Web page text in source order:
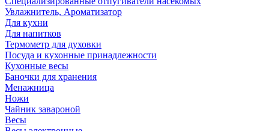
Увлажнитель, Ароматизатор
Для кухни
Для напитков
Термометр для духовки
Посуда и кухонные принадлежности
Кухонные весы
Баночки для хранения
Менажница
Ножи
Чайник завароной
Весы